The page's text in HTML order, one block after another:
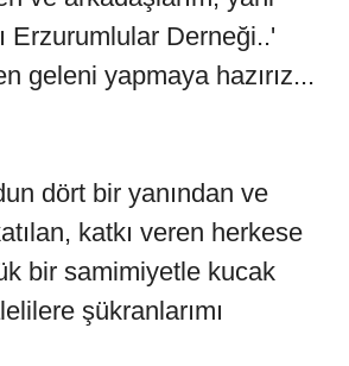
Erzurumlular Derneği..'
geleni yapmaya hazırız...
dört bir yanından ve
katkı veren herkese
bir samimiyetle kucak
şükranlarımı